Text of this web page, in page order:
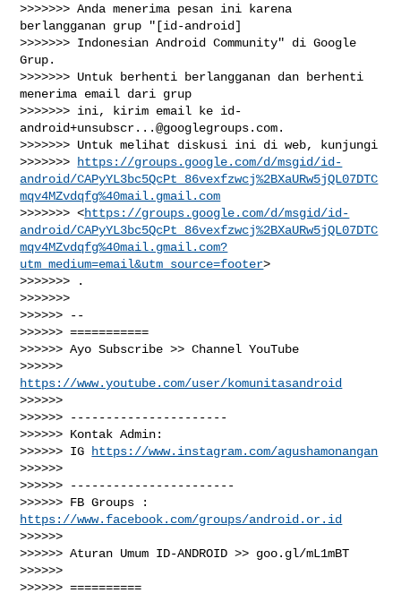
>>>>>>> Anda menerima pesan ini karena
berlangganan grup "[id-android]
>>>>>>> Indonesian Android Community" di Google
Grup.
>>>>>>> Untuk berhenti berlangganan dan berhenti
menerima email dari grup
>>>>>>> ini, kirim email ke id-
android+unsubscr...@googlegroups.com.
>>>>>>> Untuk melihat diskusi ini di web, kunjungi
>>>>>>>
https://groups.google.com/d/msgid/id-
android/CAPyYL3bc5QcPt_86vexfzwcj%2BXaURw5jQL07DTC
mqv4MZvdqfg%40mail.gmail.com
>>>>>>> <https://groups.google.com/d/msgid/id-
android/CAPyYL3bc5QcPt_86vexfzwcj%2BXaURw5jQL07DTC
mqv4MZvdqfg%40mail.gmail.com?
utm_medium=email&utm_source=footer>
>>>>>>> .
>>>>>>>
>>>>>> --
>>>>>> ===========
>>>>>> Ayo Subscribe >> Channel YouTube
https://www.youtube.com/user/komunitasandroid
>>>>>>
>>>>>> ----------------------
>>>>>> Kontak Admin:
>>>>>> IG
https://www.instagram.com/agushamonangan
>>>>>>
>>>>>> -----------------------
https://www.facebook.com/groups/android.or.id
>>>>>>
>>>>>> Aturan Umum ID-ANDROID >> goo.gl/mL1mBT
>>>>>>
>>>>>> ==========